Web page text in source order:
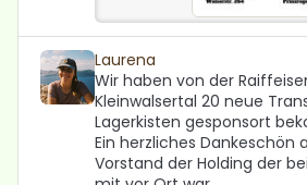
Laurena
Wir haben von der
Kleinwalsertal 20 neue
Lagerkisten gesponsort
Ein herzliches Dankeschön
Vorstand der Holding der